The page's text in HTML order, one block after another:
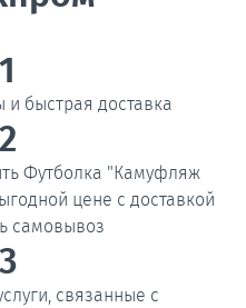
и быстрая доставка
Футболка "Камуфляж
цене с доставкой
самовывоз
связанные с